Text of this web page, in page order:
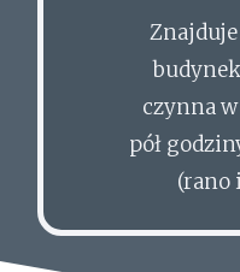
czynna
pół
(rano